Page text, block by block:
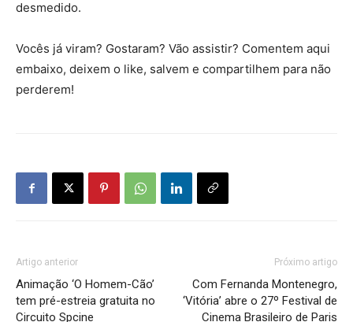
desmedido.
Vocês já viram? Gostaram? Vão assistir? Comentem aqui
embaixo, deixem o like, salvem e compartilhem para não
perderem!
Artigo anterior
Animação ‘O Homem-Cão’
tem pré-estreia gratuita no
Circuito Spcine
Próximo artigo
Com Fernanda Montenegro,
‘Vitória’ abre o 27º Festival de
Cinema Brasileiro de Paris